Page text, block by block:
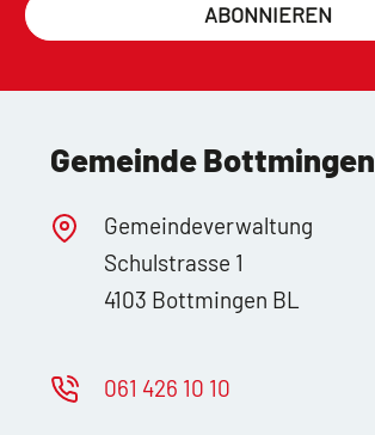
ABONNIEREN
Gemeinde Bottmingen
Gemeindeverwaltung
Schulstrasse 1
4103 Bottmingen BL
061 426 10 10